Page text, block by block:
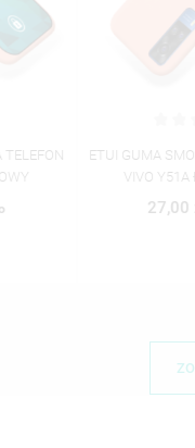
ETUI GUMA SMOOTH NA
VIVO Y51A ŁOSOSIOWY
Brutto